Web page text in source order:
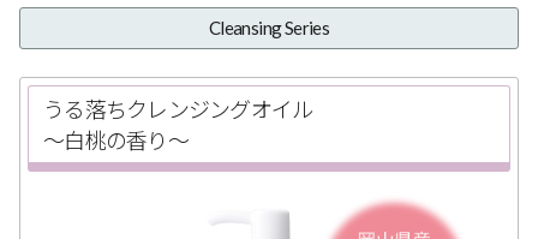
Cleansing Series
うる落ちクレンジングオイル
〜白桃の香り〜